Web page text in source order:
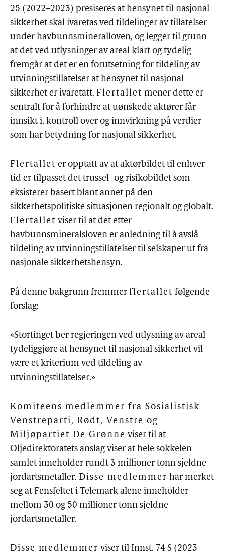
25 (2022–2023) presiseres at hensynet til nasjonal
sikkerhet skal ivaretas ved tildelinger av tillatelser
under havbunnsmineralloven, og legger til grunn
at det ved utlysninger av areal klart og tydelig
fremgår at det er en forutsetning for tildeling av
utvinningstillatelser at hensynet til nasjonal
sikkerhet er ivaretatt. Flertallet mener dette er
sentralt for å forhindre at uønskede aktører får
innsikt i, kontroll over og innvirkning på verdier
som har betydning for nasjonal sikkerhet.
Flertallet er opptatt av at aktørbildet til enhver
tid er tilpasset det trussel- og risikobildet som
eksisterer basert blant annet på den
sikkerhetspolitiske situasjonen regionalt og globalt.
Flertallet viser til at det etter
havbunnsmineralsloven er anledning til å avslå
tildeling av utvinningstillatelser til selskaper ut fra
nasjonale sikkerhetshensyn.
På denne bakgrunn fremmer flertallet følgende
forslag:
«Stortinget ber regjeringen ved utlysning av areal
tydeliggjøre at hensynet til nasjonal sikkerhet vil
være et kriterium ved tildeling av
utvinningstillatelser.»
Komiteens medlemmer fra Sosialistisk
Venstreparti, Rødt, Venstre og
Miljøpartiet De Grønne viser til at
Oljedirektoratets anslag viser at hele sokkelen
samlet inneholder rundt 3 millioner tonn sjeldne
jordartsmetaller. Disse medlemmer har merket
seg at Fensfeltet i Telemark alene inneholder
mellom 30 og 50 millioner tonn sjeldne
jordartsmetaller.
Disse medlemmer viser til Innst. 74 S (2023–